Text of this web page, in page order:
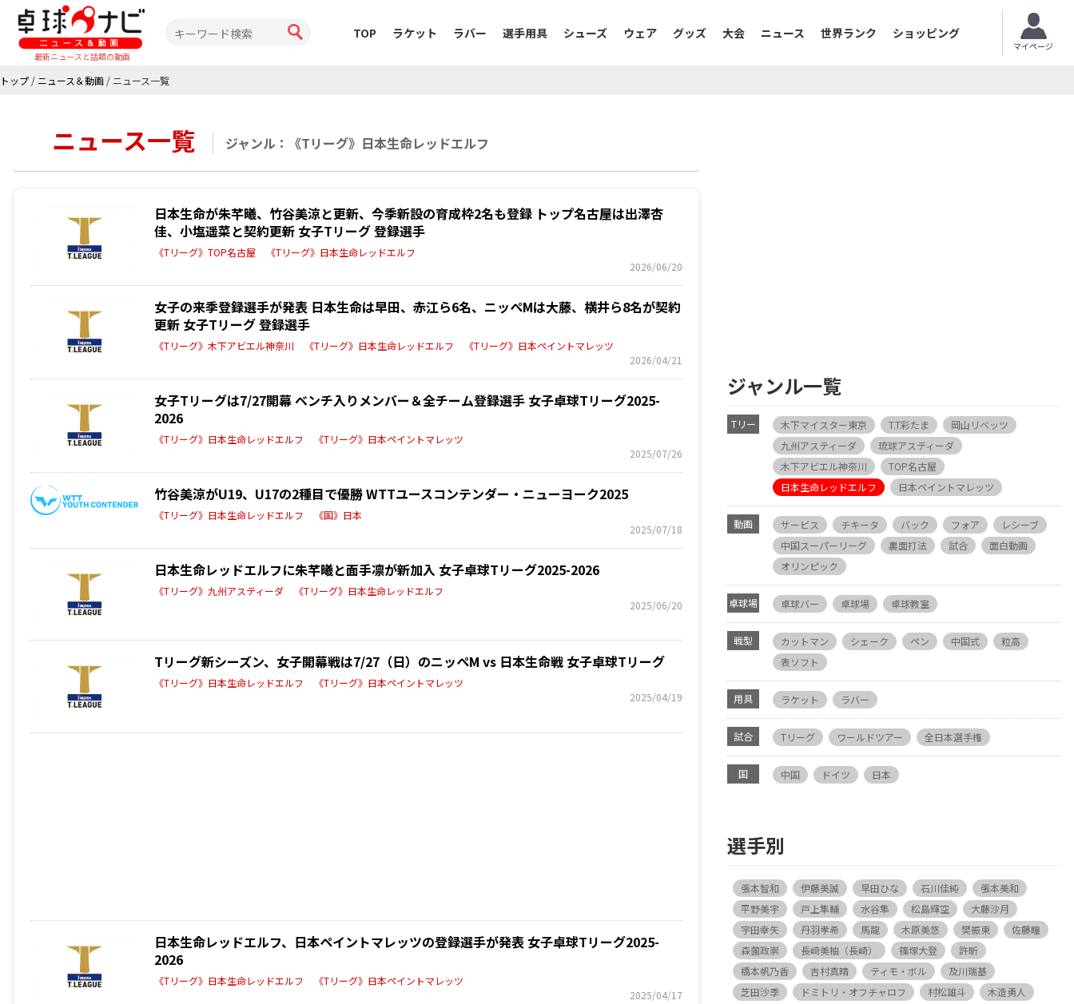
最新ニュースと話題の動画
TOP ラケット ラバー 選手用具 シューズ ウェア グッズ 大会 ニュース 世界ランク ショッピング
マイページ
トップ / ニュース＆動画 / ニュース一覧
ニュース一覧 ジャンル：《Tリーグ》日本生命レッドエルフ
日本生命が朱芊曦、竹谷美涼と更新、今季新設の育成枠2名も登録 トップ名古屋は出澤杏
佳、小塩遥菜と契約更新 女子Tリーグ 登録選手
《Tリーグ》TOP名古屋
《Tリーグ》日本生命レッドエルフ
2026/06/20
女子の来季登録選手が発表 日本生命は早田、赤江ら6名、ニッペMは大藤、横井ら8名が契約
更新 女子Tリーグ 登録選手
《Tリーグ》木下アビエル神奈川 《Tリーグ》日本生命レッドエルフ
《Tリーグ》日本ペイントマレッツ
2026/04/21
女子Tリーグは7/27開幕 ベンチ入りメンバー＆全チーム登録選手 女子卓球Tリーグ2025-
2026
《Tリーグ》日本生命レッドエルフ
《Tリーグ》日本ペイントマレッツ
2025/07/26
竹谷美涼がU19、U17の2種目で優勝 WTTユースコンテンダー・ニューヨーク2025
《Tリーグ》日本生命レッドエルフ
《国》日本
2025/07/18
日本生命レッドエルフに朱芊曦と面手凛が新加入 女子卓球Tリーグ2025-2026
《Tリーグ》九州アスティーダ
《Tリーグ》日本生命レッドエルフ
2025/06/20
Tリーグ新シーズン、女子開幕戦は7/27（日）のニッペM vs 日本生命戦 女子卓球Tリーグ
《Tリーグ》日本生命レッドエルフ
《Tリーグ》日本ペイントマレッツ
2025/04/19
日本生命レッドエルフ、日本ペイントマレッツの登録選手が発表 女子卓球Tリーグ2025-
2026
《Tリーグ》日本生命レッドエルフ
《Tリーグ》日本ペイントマレッツ
2025/04/17
ジャンル一覧
Tリー
木下マイスター東京 T.T彩たま
岡山リベッツ
九州アスティーダ
琉球アスティーダ
木下アビエル神奈川
TOP名古屋
日本生命レッドエルフ
日本ペイントマレッツ
動画 サービス チキータ バック フォア
レシーブ
中国スーパーリーグ
裏面打法 試合
面白動画
オリンピック
卓球場 卓球バー 卓球場 卓球教室
戦型 カットマン シェーク ペン 中国式
粒高
表ソフト
用具 ラケット ラバー
試合 Tリーグ ワールドツアー 全日本選手権
国 中国 ドイツ 日本
選手別
張本智和 伊藤美誠 早田ひな 石川佳純
張本美和
平野美宇
戸上隼輔 水谷隼 松島輝空
大藤沙月
宇田幸矢
丹羽孝希 馬龍 木原美悠 樊振東
佐藤瞳
森薗政崇
長﨑美柚（長崎） 篠塚大登
許昕
橋本帆乃香
吉村真晴 ティモ・ボル
及川瑞基
芝田沙季
ドミトリ・オフチャロフ 村松雄斗
木造勇人